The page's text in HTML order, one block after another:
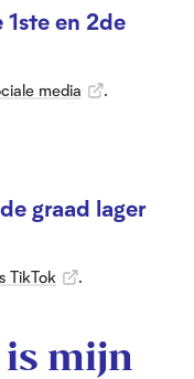
en 2de
media .
graad lager
TikTok .
is mijn